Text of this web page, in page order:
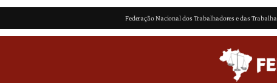
Federação Nacional dos Trabalhadores e das